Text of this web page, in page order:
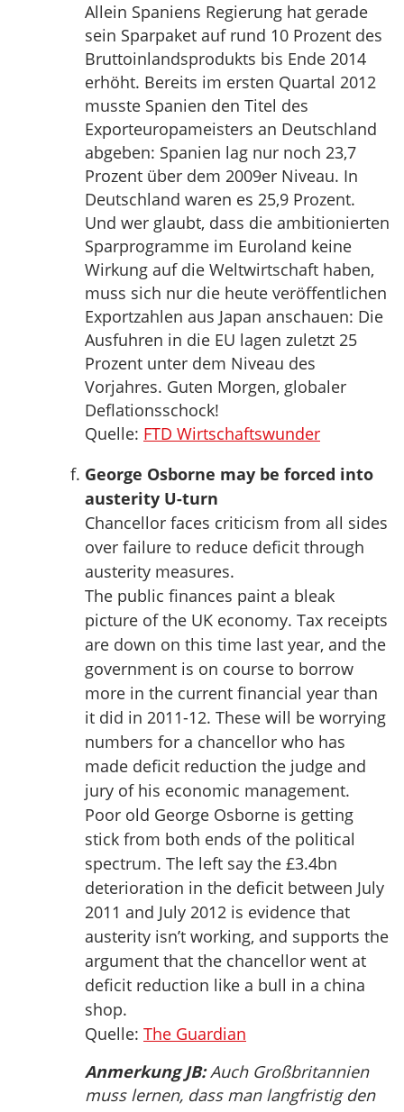
Allein Spaniens Regierung hat gerade
sein Sparpaket auf rund 10 Prozent des
Bruttoinlandsprodukts bis Ende 2014
erhöht. Bereits im ersten Quartal 2012
musste Spanien den Titel des
Exporteuropameisters an Deutschland
abgeben: Spanien lag nur noch 23,7
Prozent über dem 2009er Niveau. In
Deutschland waren es 25,9 Prozent.
Und wer glaubt, dass die ambitionierten
Sparprogramme im Euroland keine
Wirkung auf die Weltwirtschaft haben,
muss sich nur die heute veröffentlichen
Exportzahlen aus Japan anschauen: Die
Ausfuhren in die EU lagen zuletzt 25
Prozent unter dem Niveau des
Vorjahres. Guten Morgen, globaler
Deflationsschock!
Quelle: FTD Wirtschaftswunder
George Osborne may be forced into
austerity U-turn
Chancellor faces criticism from all sides
over failure to reduce deficit through
austerity measures.
The public finances paint a bleak
picture of the UK economy. Tax receipts
are down on this time last year, and the
government is on course to borrow
more in the current financial year than
it did in 2011-12. These will be worrying
numbers for a chancellor who has
made deficit reduction the judge and
jury of his economic management.
Poor old George Osborne is getting
stick from both ends of the political
spectrum. The left say the £3.4bn
deterioration in the deficit between July
2011 and July 2012 is evidence that
austerity isn’t working, and supports the
argument that the chancellor went at
deficit reduction like a bull in a china
shop.
Quelle: The Guardian
Anmerkung JB:Auch Großbritannien
muss lernen, dass man langfristig den